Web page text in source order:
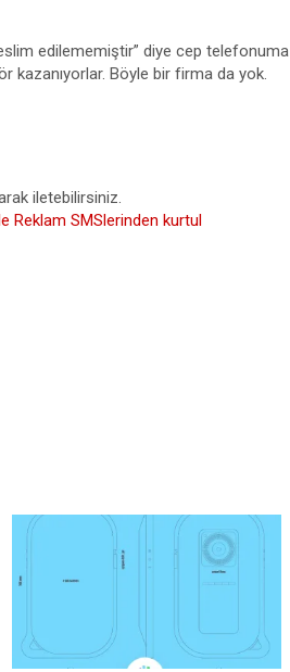
edilememiştir” diye cep telefonuma
kazanıyorlar. Böyle bir firma da yok.
iletebilirsiniz.
Reklam SMSlerinden kurtul